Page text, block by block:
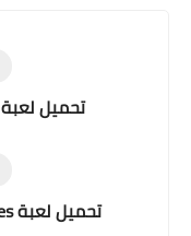
تحميل لعبة Kerfuffight بكراك TiNYiSO
تحميل لعبة Funk Unplugged Soundscapes